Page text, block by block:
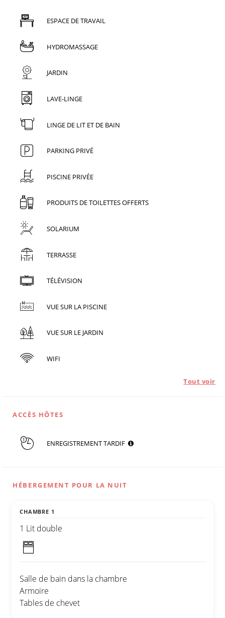
ESPACE DE TRAVAIL
HYDROMASSAGE
JARDIN
LAVE-LINGE
LINGE DE LIT ET DE BAIN
PARKING PRIVÉ
PISCINE PRIVÉE
PRODUITS DE TOILETTES OFFERTS
SOLARIUM
TERRASSE
TÉLÉVISION
VUE SUR LA PISCINE
VUE SUR LE JARDIN
WIFI
Tout voir
ACCÈS HÔTES
ENREGISTREMENT TARDIF
HÉBERGEMENT POUR LA NUIT
CHAMBRE 1
1 Lit double
Salle de bain dans la chambre
Armoire
Tables de chevet